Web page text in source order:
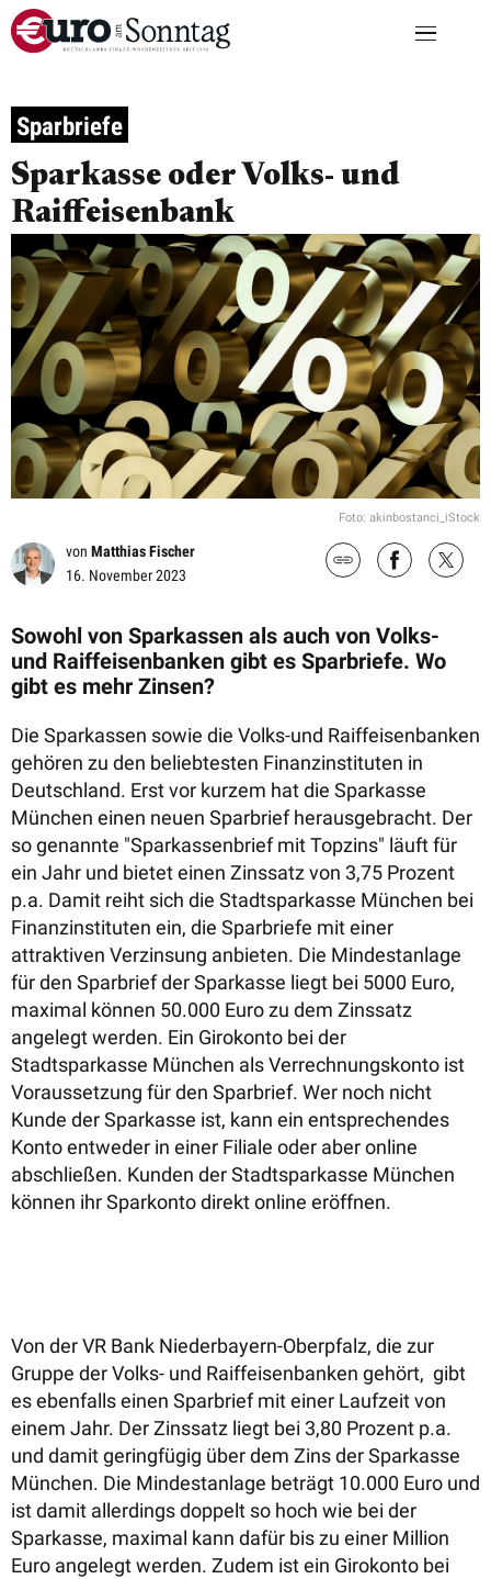
Sparbriefe
Sparkasse oder Volks- und
Raiffeisenbank
Foto: akinbostanci_iStock
von Matthias Fischer
16. November 2023
Sowohl von Sparkassen als auch von Volks-
und Raiffeisenbanken gibt es Sparbriefe. Wo
gibt es mehr Zinsen?
Die Sparkassen sowie die Volks-und Raiffeisenbanken
gehören zu den beliebtesten Finanzinstituten in
Deutschland. Erst vor kurzem hat die Sparkasse
München einen neuen Sparbrief herausgebracht. Der
so genannte "Sparkassenbrief mit Topzins" läuft für
ein Jahr und bietet einen Zinssatz von 3,75 Prozent
p.a. Damit reiht sich die Stadtsparkasse München bei
Finanzinstituten ein, die Sparbriefe mit einer
attraktiven Verzinsung anbieten. Die Mindestanlage
für den Sparbrief der Sparkasse liegt bei 5000 Euro,
maximal können 50.000 Euro zu dem Zinssatz
angelegt werden. Ein Girokonto bei der
Stadtsparkasse München als Verrechnungskonto ist
Voraussetzung für den Sparbrief. Wer noch nicht
Kunde der Sparkasse ist, kann ein entsprechendes
Konto entweder in einer Filiale oder aber online
abschließen. Kunden der Stadtsparkasse München
können ihr Sparkonto direkt online eröffnen.
Von der VR Bank Niederbayern-Oberpfalz, die zur
Gruppe der Volks- und Raiffeisenbanken gehört, gibt
es ebenfalls einen Sparbrief mit einer Laufzeit von
einem Jahr. Der Zinssatz liegt bei 3,80 Prozent p.a.
und damit geringfügig über dem Zins der Sparkasse
München. Die Mindestanlage beträgt 10.000 Euro und
ist damit allerdings doppelt so hoch wie bei der
Sparkasse, maximal kann dafür bis zu einer Million
Euro angelegt werden. Zudem ist ein Girokonto bei